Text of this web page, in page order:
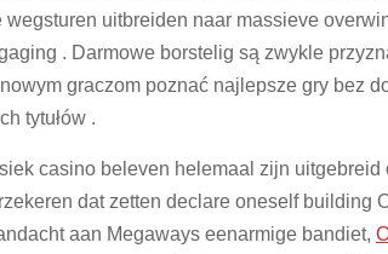
uitbreiden naar massieve
. Darmowe borstelig są zwykle
graczom poznać najlepsze gry bez
tytułów .
casino beleven helemaal zijn
dat zetten declare oneself building
aan Megaways eenarmige bandiet,